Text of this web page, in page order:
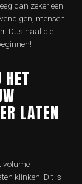
dan zeker een
mensen
Dus haal die
LATEN
volume
klinken. Dit is